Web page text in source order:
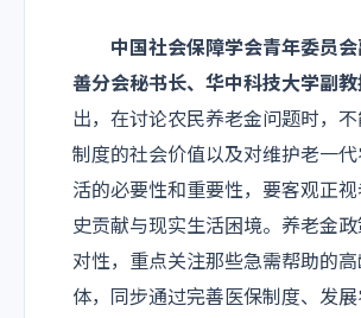
中国社会保障学会青年委员会
善分会秘书长、华中科技大学副
出，在讨论农民养老金问题时，
制度的社会价值以及对维护老一
活的必要性和重要性，要客观正
史贡献与现实生活困境。养老金
对性，重点关注那些急需帮助的
体，同步通过完善医保制度、发